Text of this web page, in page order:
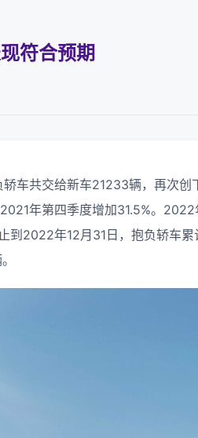
符合预期
车共交给新车21233辆，再次创
年第四季度增加31.5%。2022
到2022年12月31日，抱负轿车累